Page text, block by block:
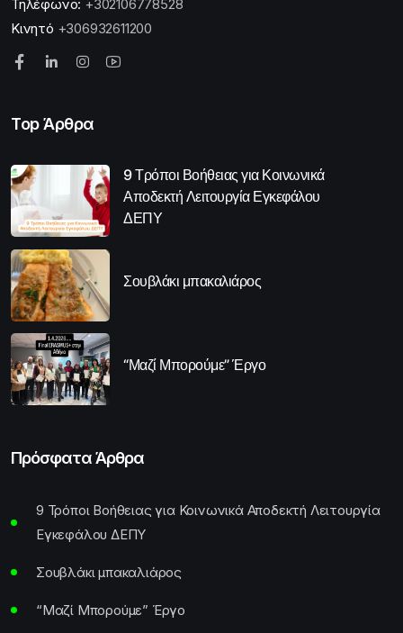
Τηλέφωνο: +302106778528
Κινητό +306932611200
Top Άρθρα
9 Τρόποι Βοήθειας για Κοινωνικά
Αποδεκτή Λειτουργία Εγκεφάλου
ΔΕΠΥ
Σουβλάκι μπακαλιάρος
“Μαζί Μπορούμε” Έργο
Πρόσφατα Άρθρα
9 Τρόποι Βοήθειας για Κοινωνικά Αποδεκτή Λειτουργία
Εγκεφάλου ΔΕΠΥ
Σουβλάκι μπακαλιάρος
“Μαζί Μπορούμε” Έργο